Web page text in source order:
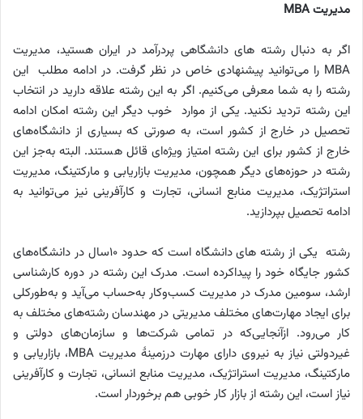
مدیریت MBA
اگر به دنبال رشته های دانشگاهی پردرآمد در ایران هستید، مدیریت
MBA را می‌توانید پیشنهادی خاص در نظر گرفت. در ادامه مطلب این
رشته را به شما معرفی می‌کنیم. اگر به این رشته علاقه دارید در انتخاب
این رشته تردید نکنید. یکی از موارد خوب دیگر این رشته امکان ادامه
تحصیل در خارج از کشور است، به صورتی که بسیاری از دانشگاه‌های
خارج از کشور برای این رشته امتیاز ویژه‌ای قائل هستند. البته به‌جز این
رشته در حوزه‌های دیگر همچون، مدیریت بازاریابی و مارکتینگ، مدیریت
استراتژیک، مدیریت منابع انسانی، تجارت و کارآفرینی نیز می‌توانید به
ادامه تحصیل بپردازید.
رشته یکی از رشته های دانشگاه است که حدود ۱۰‌سال در دانشگاه‌های
کشور جایگاه خود را پیداکرده است. مدرک این رشته در دوره کارشناسی
ارشد، سومین مدرک در مدیریت کسب‌وکار به‌حساب می‌آید و به‌طورکلی
برای ایجاد مهارت‌های مختلف مدیریتی در مهندسان رشته‌های مختلف به
کار می‌رود. ازآنجایی‌که در تمامی شرکت‌ها و سازمان‌های دولتی و
غیردولتی نیاز به نیروی دارای مهارت درزمینهٔ مدیریت MBA، بازاریابی و
مارکتینگ، مدیریت استراتژیک، مدیریت منابع انسانی، تجارت و کارآفرینی
نیاز است، این رشته از بازار کار خوبی هم برخوردار است.